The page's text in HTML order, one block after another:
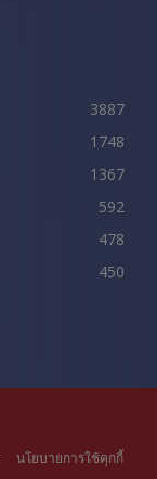
3887
1748
1367
592
478
450
นโยบายการใช้คุกกี้